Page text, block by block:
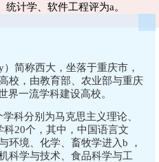
计学、软件工程评为a。
简称西大，坐落于重庆市，
校，由教育部、农业部与重庆
界一流学科建设高校。
科分别为马克思主义理论、
20个，其中，中国语言文
环境、化学、畜牧学进入b ，
科学与技术、食品科学与工